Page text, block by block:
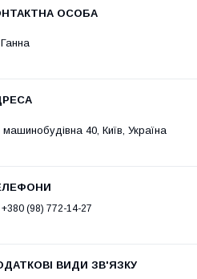
Ганна
машинобудівна 40, Київ, Україна
+380 (98) 772-14-27